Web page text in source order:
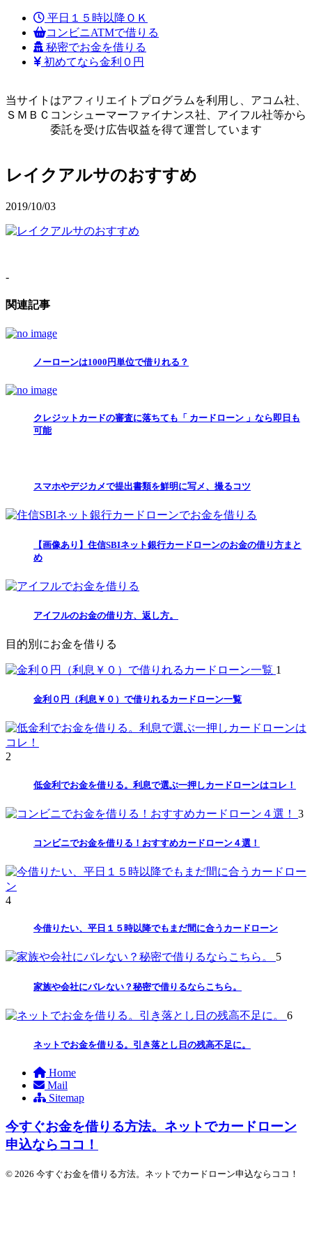
平日１５時以降ＯＫ
コンビニATMで借りる
秘密でお金を借りる
初めてなら金利０円
当サイトはアフィリエイトプログラムを利用し、アコム社、
ＳＭＢＣコンシューマーファイナンス社、アイフル社等から
委託を受け広告収益を得て運営しています
レイクアルサのおすすめ
2019/10/03
-
関連記事
ノーローンは1000円単位で借りれる？
クレジットカードの審査に落ちても「 カードローン 」なら即日も
可能
スマホやデジカメで提出書類を鮮明に写メ、撮るコツ
【画像あり】住信SBIネット銀行カードローンのお金の借り方まと
め
アイフルのお金の借り方、返し方。
目的別にお金を借りる
1
金利０円（利息￥０）で借りれるカードローン一覧
2
低金利でお金を借りる。利息で選ぶ一押しカードローンはコレ！
3
コンビニでお金を借りる！おすすめカードローン４選！
4
今借りたい、平日１５時以降でもまだ間に合うカードローン
5
家族や会社にバレない？秘密で借りるならこちら。
6
ネットでお金を借りる。引き落とし日の残高不足に。
Home
Mail
Sitemap
今すぐお金を借りる方法。ネットでカードローン
申込ならココ！
© 2026 今すぐお金を借りる方法。ネットでカードローン申込ならココ！